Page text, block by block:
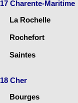
17 Charente-Maritime
La Rochelle
Rochefort
Saintes
18 Cher
Bourges